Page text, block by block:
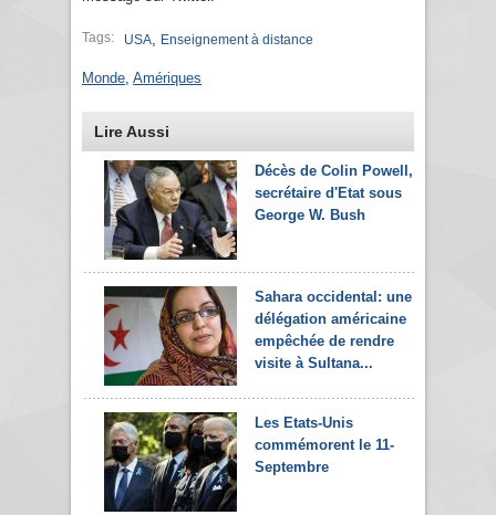
Tags: USA Enseignement à distance
Monde Amériques
Lire Aussi
Décès de Colin Powell,
secrétaire d'Etat sous
George W. Bush
Sahara occidental: une
délégation américaine
empêchée de rendre
visite à Sultana...
Les Etats-Unis
commémorent le 11-
Septembre